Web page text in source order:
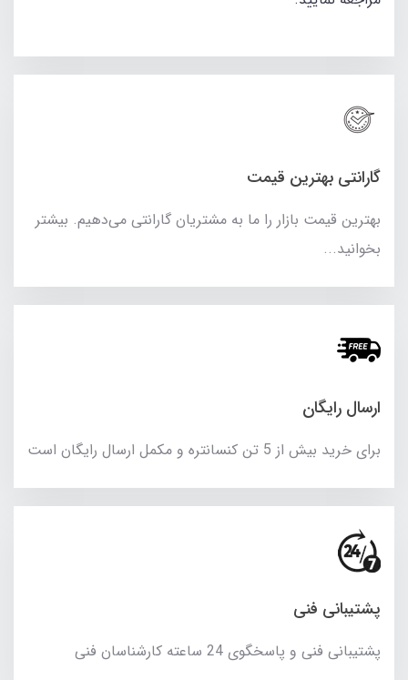
گارانتی بهترین قیمت
بهترین قیمت بازار را ما به مشتریان گارانتی می‌دهیم. بیشتر
بخوانید...
ارسال رایگان
برای خرید بیش از 5 تن کنسانتره و مکمل ارسال رایگان است
پشتیبانی فنی
پشتیبانی فنی و پاسخگوی 24 ساعته کارشناسان فنی